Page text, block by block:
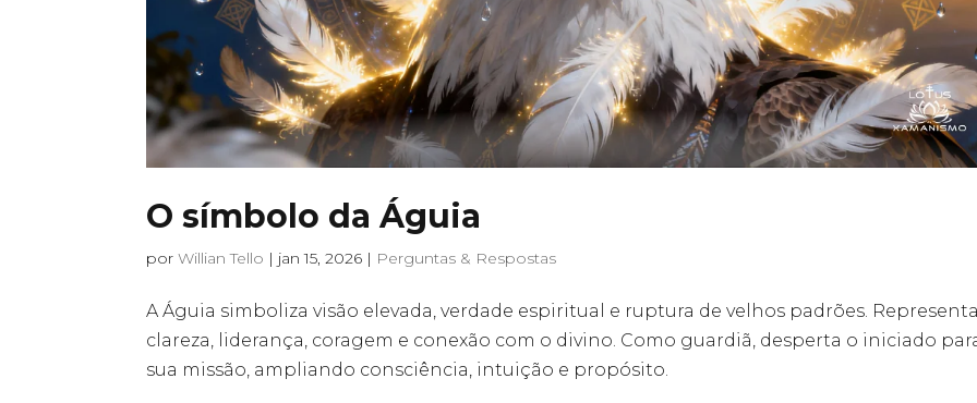
O símbolo da Águia
porWillian Tello | jan 15, 2026 | Perguntas & Respostas
A Águia simboliza visão elevada, verdade espiritual e ruptura de velhos padrões.
clareza, liderança, coragem e conexão com o divino. Como guardiã, desperta o iniciado
sua missão, ampliando consciência, intuição e propósito.